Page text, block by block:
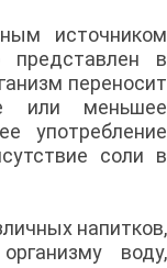
источником
представлен в
переносит
или меньшее
употребление
соли в
напитков,
воду,